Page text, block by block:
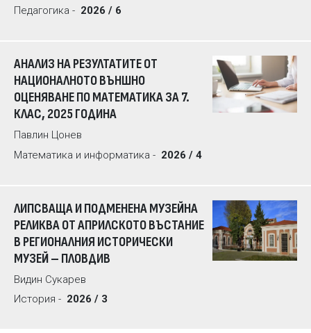
Педагогика - 2026 / 6
АНАЛИЗ НА РЕЗУЛТАТИТЕ ОТ
НАЦИОНАЛНОТО ВЪНШНО
ОЦЕНЯВАНЕ ПО МАТЕМАТИКА ЗА 7.
КЛАС, 2025 ГОДИНА
Павлин Цонев
Математика и информатика - 2026 / 4
ЛИПСВАЩА И ПОДМЕНЕНА МУЗЕЙНА
РЕЛИКВА ОТ АПРИЛСКОТО ВЪСТАНИЕ
В РЕГИОНАЛНИЯ ИСТОРИЧЕСКИ
МУЗЕЙ – ПЛОВДИВ
Видин Сукарев
История - 2026 / 3